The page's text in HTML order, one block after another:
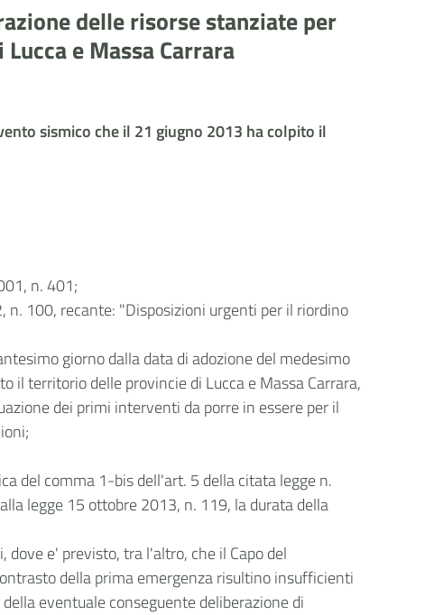
delle risorse stanziate per
e Massa Carrara
sismico che il 21 giugno 2013 ha colpito il
n. 401;
100, recante: "Disposizioni urgenti per il riordino
giorno dalla data di adozione del medesimo
il territorio delle provincie di Lucca e Massa Carrara,
dei primi interventi da porre in essere per il
del comma 1-bis dell'art. 5 della citata legge n.
legge 15 ottobre 2013, n. 119, la durata della
e' previsto, tra l'altro, che il Capo del
della prima emergenza risultino insufficienti
eventuale conseguente deliberazione di